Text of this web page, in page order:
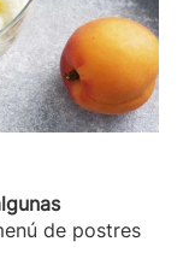
de postres